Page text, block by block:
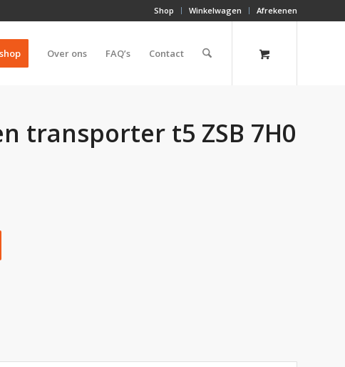
Shop Winkelwagen Afrekenen
Over ons FAQ’s Contact
transporter t5 ZSB 7H0